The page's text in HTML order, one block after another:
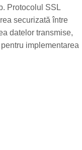
Protocolul SSL
securizată între
datelor transmise,
implementarea